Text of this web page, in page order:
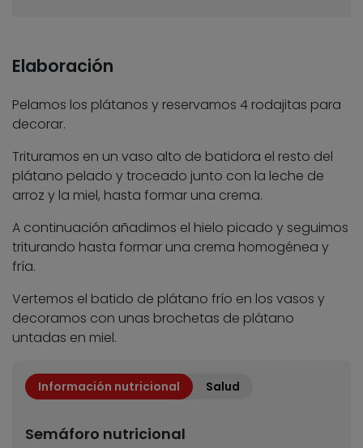
Elaboración
Pelamos los plátanos y reservamos 4 rodajitas para
decorar.
Trituramos en un vaso alto de batidora el resto del
plátano pelado y troceado junto con la leche de
arroz y la miel, hasta formar una crema.
A continuación añadimos el hielo picado y seguimos
triturando hasta formar una crema homogénea y
fría.
Vertemos el batido de plátano frío en los vasos y
decoramos con unas brochetas de plátano
untadas en miel.
Información nutricional Salud
Semáforo nutricional